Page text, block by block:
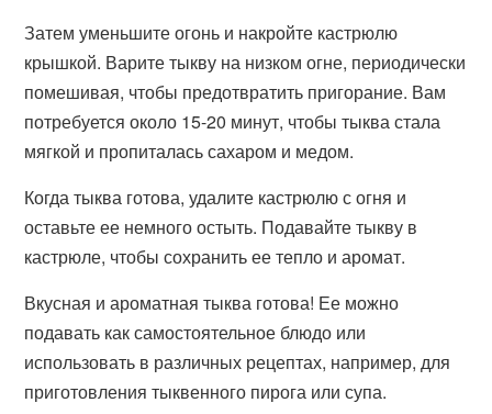
Затем уменьшите огонь и накройте кастрюлю
крышкой. Варите тыкву на низком огне, периодически
помешивая, чтобы предотвратить пригорание. Вам
потребуется около 15-20 минут, чтобы тыква стала
мягкой и пропиталась сахаром и медом.
Когда тыква готова, удалите кастрюлю с огня и
оставьте ее немного остыть. Подавайте тыкву в
кастрюле, чтобы сохранить ее тепло и аромат.
Вкусная и ароматная тыква готова! Ее можно
подавать как самостоятельное блюдо или
использовать в различных рецептах, например, для
приготовления тыквенного пирога или супа.